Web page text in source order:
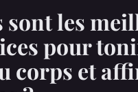
sont les
pour
corps et